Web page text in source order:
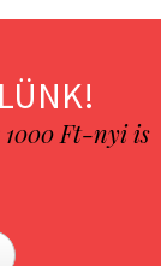
1000 Ft-nyi is